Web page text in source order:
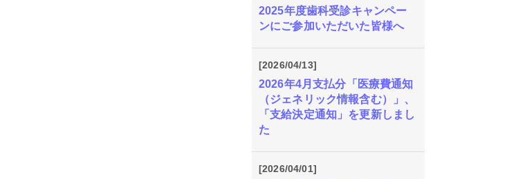
2025年度歯科受診キャンペー
ンにご参加いただいた皆様へ
[2026/04/13]
2026年4月支払分「医療費通知
（ジェネリック情報含む）」、
「支給決定通知」を更新しまし
た
[2026/04/01]